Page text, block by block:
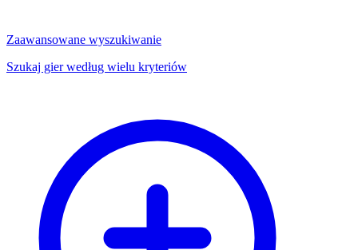
Zaawansowane wyszukiwanie
Szukaj gier według wielu kryteriów